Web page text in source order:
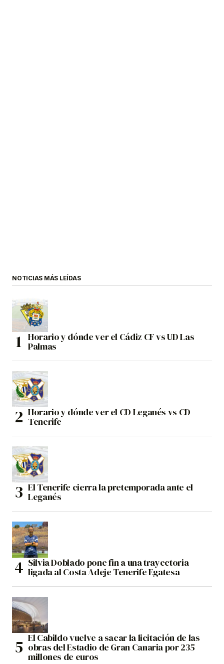
NOTICIAS MÁS LEÍDAS
Horario y dónde ver el Cádiz CF vs UD Las
Palmas
Horario y dónde ver el CD Leganés vs CD
Tenerife
El Tenerife cierra la pretemporada ante el
Leganés
Silvia Doblado pone fin a una trayectoria
ligada al Costa Adeje Tenerife Egatesa
El Cabildo vuelve a sacar la licitación de las
obras del Estadio de Gran Canaria por 235
millones de euros